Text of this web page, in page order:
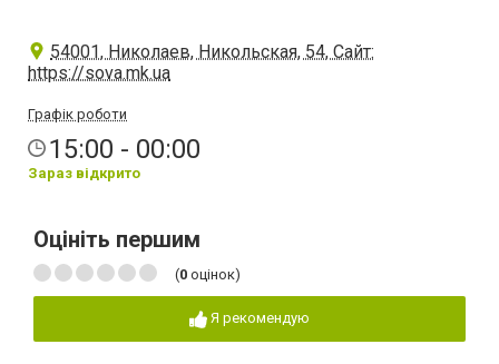
54001, Николаев, Никольская, 54, Сайт:
https://sova.mk.ua
Графік роботи
15:00 - 00:00
Зараз відкрито
Оцініть першим
(0 оцінок)
Я рекомендую